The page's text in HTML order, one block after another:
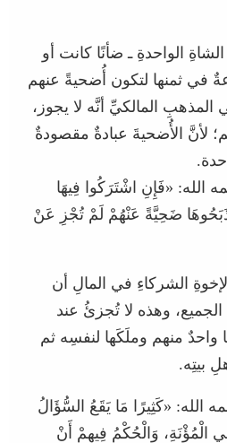
الواحدةِ ـ ضأنًا كانت أو
في ثمنها لتكون أُضحيةً عنهم
المالكيِّ أنَّه لا يجوز،
لأنَّ الأُضحيةَ عبادةٌ مقصودةٌ
الله: «فَإِنِ اشْتَرَكُوا فِيهَا
ضَحِيَّةً عَنْهُمْ لَمْ تُجْزِ عَنْ
الشركاءِ في المالِ أن
وهذه لا تُجزئُ عند
واحدٌ منهم وملَكَها لنفسِه ثم
بيتِه.
الله: «كَثِيرًا مَا يَقَعُ السُّؤَالُ
وَالْحُكْمُ فِيهِمْ أَنْ